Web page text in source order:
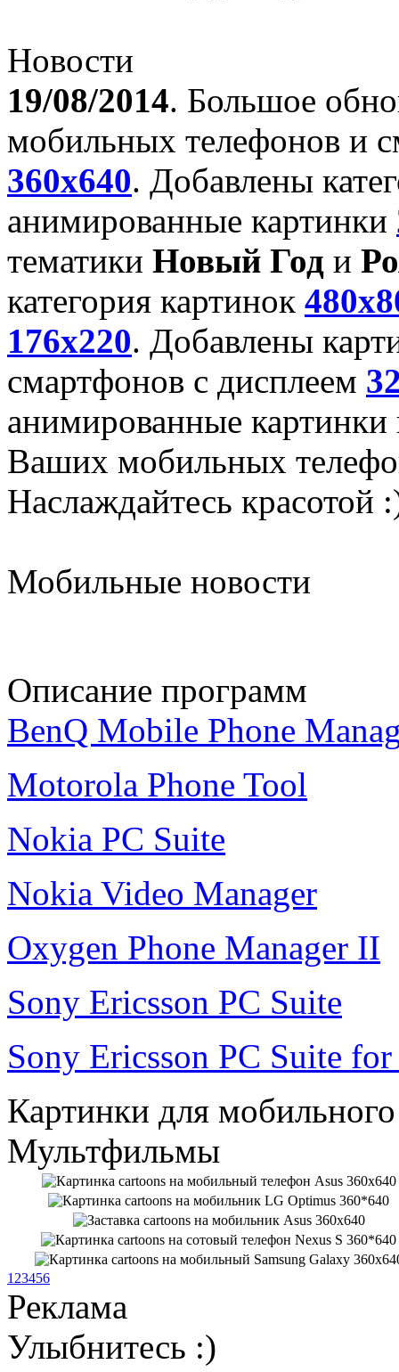
Новости
19/08/2014. Большое
мобильных телефонов и
360x640. Добавлены
анимированные картинки
тематики Новый Год и
категория картинок
176x220. Добавлены
смартфонов с дисплеем
анимированные картинки
Ваших мобильных
Наслаждайтесь красотой
Мобильные новости
Описание программ
BenQ Mobile Phone
Motorola Phone Tool
Nokia PC Suite
Nokia Video Manager
Oxygen Phone Manager II
Sony Ericsson PC Suite
Sony Ericsson PC Suite
Картинки для
Мультфильмы
1 23456
Реклама
Улыбнитесь :)